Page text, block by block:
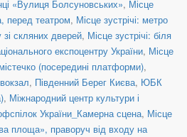
«Вулиця Болсуновських», Місце
перед театром, Місце зустрічі: метро
скляних дверей, Місце зустрічі: біля
експоцентру України, Місце
(посередині платформи),
, Південний Берег Києва, ЮБК
, Міжнародний центр культури і
України_Камерна сцена, Місце
площа», праворуч від входу на